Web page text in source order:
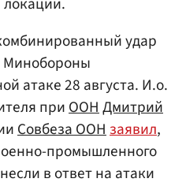
удар
Минобороны
атаке 28 августа. И.о.
приООНДмитрий
Совбеза ООНзаявил,
промышленного
в ответ на атаки